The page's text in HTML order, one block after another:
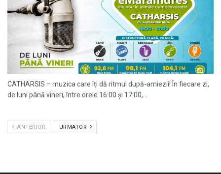
CATHARSIS – muzica care îți dă ritmul după-amiezii! În fiecare zi,
de luni până vineri, între orele 16:00 și 17:00,...
ANTERIOR URMATOR